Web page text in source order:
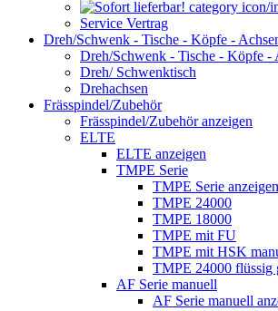
Service Vertrag
Dreh/Schwenk - Tische - Köpfe -
Dreh/Schwenk - Tische - Köpfe -
Dreh/ Schwenktisch
Drehachsen
Frässpindel/Zubehör
Frässpindel/Zubehör anzeigen
ELTE
ELTE anzeigen
TMPE Serie
TMPE Serie anzeigen
TMPE 24000
TMPE 18000
TMPE mit FU
TMPE mit HSK
TMPE 24000 flüssig
AF Serie manuell
AF Serie manuell